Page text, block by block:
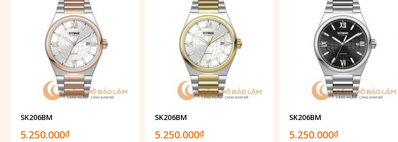
SK206BM
5.250.000₫
SK206BM
5.250.000₫
SK206BM
5.250.000₫